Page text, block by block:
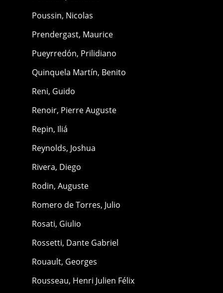
Poussin, Nicolas
Prendergast, Maurice
Pueyrredón, Prilidiano
Quinquela Martín, Benito
Reni, Guido
Renoir, Pierre Auguste
Repin, Iliá
Reynolds, Joshua
Rivera, Diego
Rodin, Auguste
Romero de Torres, Julio
Rosati, Giulio
Rossetti, Dante Gabriel
Rouault, Georges
Rousseau, Henri Julien Félix